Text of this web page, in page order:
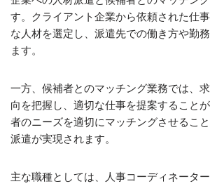
す。クライアント企業から依頼された仕
な人材を選定し、派遣先での働き方や勤
ます。
一方、候補者とのマッチング業務では、
向を把握し、適切な仕事を提案すること
者のニーズを適切にマッチングさせるこ
派遣が実現されます。
主な職種としては、人事コーディネーター